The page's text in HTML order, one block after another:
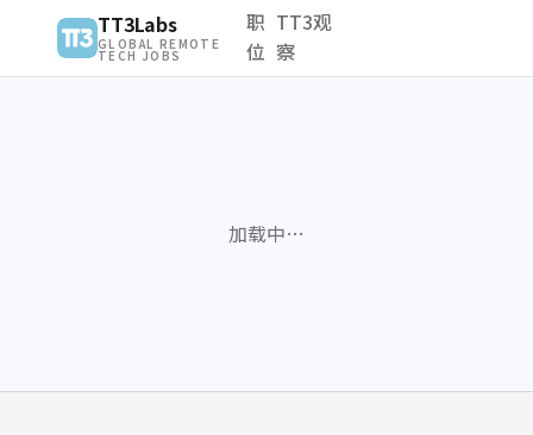
TT3Labs
GLOBAL REMOTE
TECH JOBS
职
位
TT3观
察
加载中…